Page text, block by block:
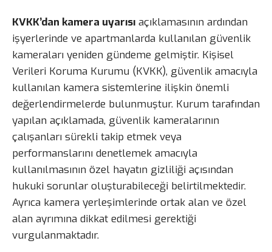
KVKK’dan kamera uyarısı açıklamasının ardından
işyerlerinde ve apartmanlarda kullanılan güvenlik
kameraları yeniden gündeme gelmiştir. Kişisel
Verileri Koruma Kurumu (KVKK), güvenlik amacıyla
kullanılan kamera sistemlerine ilişkin önemli
değerlendirmelerde bulunmuştur. Kurum tarafından
yapılan açıklamada, güvenlik kameralarının
çalışanları sürekli takip etmek veya
performanslarını denetlemek amacıyla
kullanılmasının özel hayatın gizliliği açısından
hukuki sorunlar oluşturabileceği belirtilmektedir.
Ayrıca kamera yerleşimlerinde ortak alan ve özel
alan ayrımına dikkat edilmesi gerektiği
vurgulanmaktadır.